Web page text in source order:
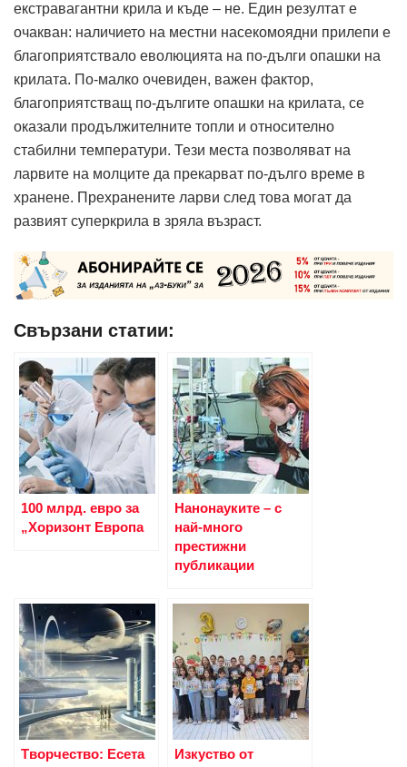
екстравагантни крила и къде – не. Един резултат е
очакван: наличието на местни насекомоядни прилепи е
благоприятствало еволюцията на по-дълги опашки на
крилата. По-малко очевиден, важен фактор,
благоприятстващ по-дългите опашки на крилата, се
оказали продължителните топли и относително
стабилни температури. Тези места позволяват на
ларвите на молците да прекарват по-дълго време в
хранене. Прехранените ларви след това могат да
развият суперкрила в зряла възраст.
Свързани статии:
100 млрд. евро за
„Хоризонт Европа
Нанонауките – с
най-много
престижни
публикации
Tворчество: Есета
Изкуство от